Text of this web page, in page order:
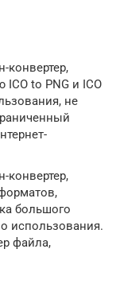
конвертер,
to PNG и ICO
не
конвертер,
большого
использования.
файла,